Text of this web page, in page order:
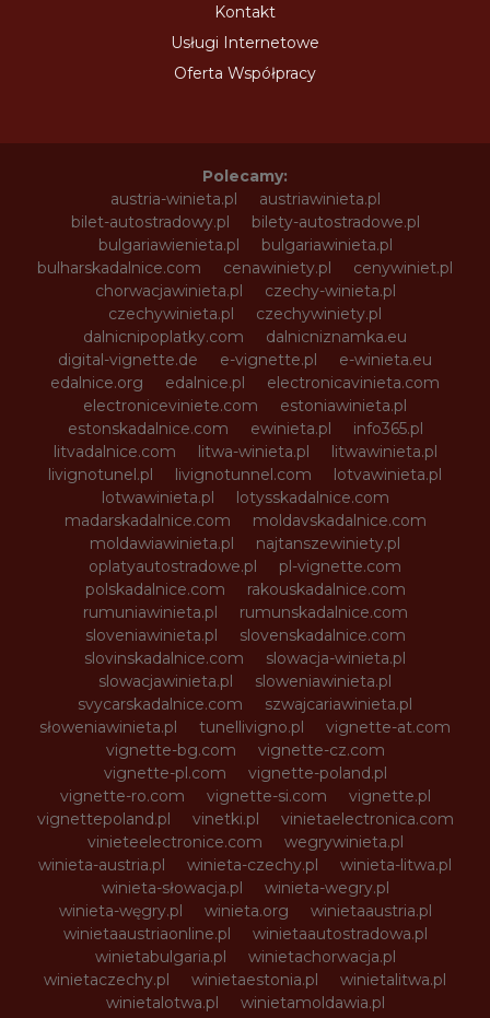
Kontakt
Usługi Internetowe
Oferta Współpracy
Polecamy:
austria-winieta.pl
austriawinieta.pl
bilet-autostradowy.pl
bilety-autostradowe.pl
bulgariawienieta.pl
bulgariawinieta.pl
bulharskadalnice.com
cenawiniety.pl
cenywiniet.pl
chorwacjawinieta.pl
czechy-winieta.pl
czechywinieta.pl
czechywiniety.pl
dalnicnipoplatky.com
dalnicniznamka.eu
digital-vignette.de
e-vignette.pl
e-winieta.eu
edalnice.org
edalnice.pl
electronicavinieta.com
electroniceviniete.com
estoniawinieta.pl
estonskadalnice.com
ewinieta.pl
info365.pl
litvadalnice.com
litwa-winieta.pl
litwawinieta.pl
livignotunel.pl
livignotunnel.com
lotvawinieta.pl
lotwawinieta.pl
lotysskadalnice.com
madarskadalnice.com
moldavskadalnice.com
moldawiawinieta.pl
najtanszewiniety.pl
oplatyautostradowe.pl
pl-vignette.com
polskadalnice.com
rakouskadalnice.com
rumuniawinieta.pl
rumunskadalnice.com
sloveniawinieta.pl
slovenskadalnice.com
slovinskadalnice.com
slowacja-winieta.pl
slowacjawinieta.pl
sloweniawinieta.pl
svycarskadalnice.com
szwajcariawinieta.pl
słoweniawinieta.pl
tunellivigno.pl
vignette-at.com
vignette-bg.com
vignette-cz.com
vignette-pl.com
vignette-poland.pl
vignette-ro.com
vignette-si.com
vignette.pl
vignettepoland.pl
vinetki.pl
vinietaelectronica.com
vinieteelectronice.com
wegrywinieta.pl
winieta-austria.pl
winieta-czechy.pl
winieta-litwa.pl
winieta-słowacja.pl
winieta-wegry.pl
winieta-węgry.pl
winieta.org
winietaaustria.pl
winietaaustriaonline.pl
winietaautostradowa.pl
winietabulgaria.pl
winietachorwacja.pl
winietaczechy.pl
winietaestonia.pl
winietalitwa.pl
winietalotwa.pl
winietamoldawia.pl